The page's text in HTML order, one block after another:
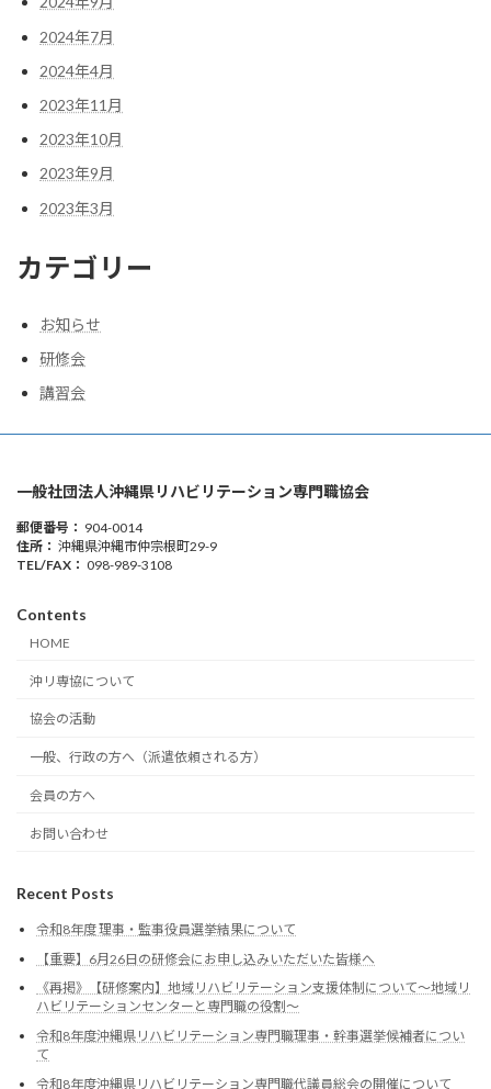
2024年7月
2024年4月
2023年11月
2023年10月
2023年9月
2023年3月
カテゴリー
お知らせ
研修会
講習会
一般社団法人沖縄県リハビリテーション専門職協会
郵便番号： 904-0014
住所： 沖縄県沖縄市仲宗根町29-9
TEL/FAX： 098-989-3108
Contents
HOME
沖リ専協について
協会の活動
一般、行政の方へ（派遣依頼される方）
会員の方へ
お問い合わせ
Recent Posts
令和8年度 理事・監事役員選挙結果について
【重要】6月26日の研修会にお申し込みいただいた皆様へ
《再掲》【研修案内】地域リハビリテーション支援体制について〜地域リ
ハビリテーションセンターと専門職の役割〜
令和8年度沖縄県リハビリテーション専門職理事・幹事選挙候補者につい
て
令和8年度沖縄県リハビリテーション専門職代議員総会の開催について